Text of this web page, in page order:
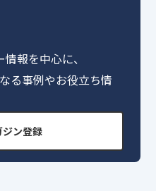
報を中心に、
る事例やお役立ち情
ジン登録